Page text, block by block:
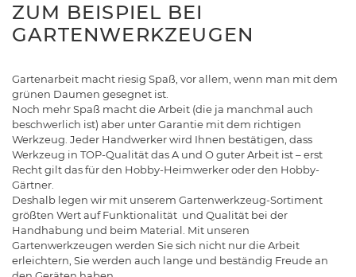
ZUM BEISPIEL BEI
GARTENWERKZEUGEN
Gartenarbeit macht riesig Spaß, vor allem, wenn man mit dem
grünen Daumen gesegnet ist.
Noch mehr Spaß macht die Arbeit (die ja manchmal auch
beschwerlich ist) aber unter Garantie mit dem richtigen
Werkzeug. Jeder Handwerker wird Ihnen bestätigen, dass
Werkzeug in TOP-Qualität das A und O guter Arbeit ist – erst
Recht gilt das für den Hobby-Heimwerker oder den Hobby-
Gärtner.
Deshalb legen wir mit unserem Gartenwerkzeug-Sortiment
größten Wert auf Funktionalität und Qualität bei der
Handhabung und beim Material. Mit unseren
Gartenwerkzeugen werden Sie sich nicht nur die Arbeit
erleichtern, Sie werden auch lange und beständig Freude an